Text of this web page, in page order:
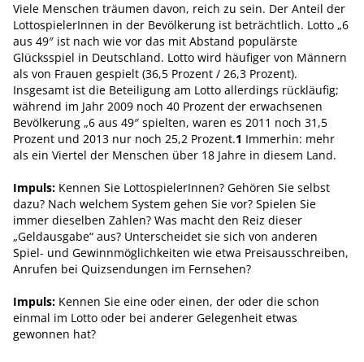
Viele Menschen träumen davon, reich zu sein. Der Anteil der
LottospielerInnen in der Bevölkerung ist beträchtlich. Lotto „6
aus 49″ ist nach wie vor das mit Abstand populärste
Glücksspiel in Deutschland. Lotto wird häufiger von Männern
als von Frauen gespielt (36,5 Prozent / 26,3 Prozent).
Insgesamt ist die Beteiligung am Lotto allerdings rückläufig;
während im Jahr 2009 noch 40 Prozent der erwachsenen
Bevölkerung „6 aus 49″ spielten, waren es 2011 noch 31,5
Prozent und 2013 nur noch 25,2 Prozent.1 Immerhin: mehr
als ein Viertel der Menschen über 18 Jahre in diesem Land.
Impuls: Kennen Sie LottospielerInnen? Gehören Sie selbst
dazu? Nach welchem System gehen Sie vor? Spielen Sie
immer dieselben Zahlen? Was macht den Reiz dieser
„Geldausgabe“ aus? Unterscheidet sie sich von anderen
Spiel- und Gewinnmöglichkeiten wie etwa Preisausschreiben,
Anrufen bei Quizsendungen im Fernsehen?
Impuls: Kennen Sie eine oder einen, der oder die schon
einmal im Lotto oder bei anderer Gelegenheit etwas
gewonnen hat?